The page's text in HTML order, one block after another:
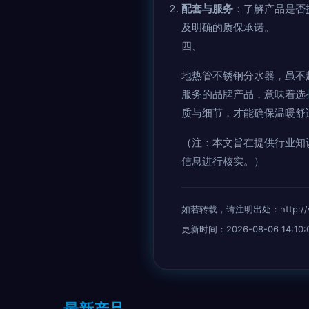
配套与服务 ：了解产品是
及明确的质保承诺。
四、
地热管不锈钢分水器，虽
服务的品牌产品，意味着
质与细节，才能确保温暖
（注：本文旨在提供行业
信息进行核实。）
如若转载，请注明出处：
更新时间：2026-08-06